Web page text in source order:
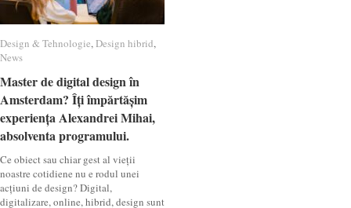
Design & Tehnologie,Design hibrid,
News
Master de digital design în
Amsterdam? Îți împărtășim
experiența Alexandrei Mihai,
absolventa programului.
Ce obiect sau chiar gest al vieții
noastre cotidiene nu e rodul unei
acțiuni de design? Digital,
digitalizare, online, hibrid, design sunt
Design & Tehnologie Design hibrid
News
Master de digital design în
Amsterdam? Îți împărtășim
experiența Alexandrei Mihai,
absolventa programului.